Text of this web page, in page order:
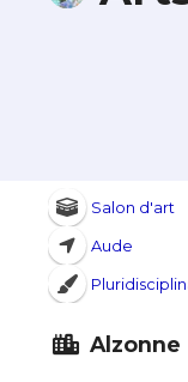
Salon d'art
Aude
Alzonne